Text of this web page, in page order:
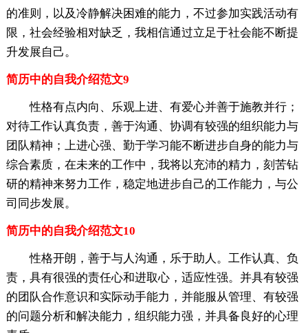
的准则，以及冷静解决困难的能力，不过参加实践活动有
限，社会经验相对缺乏，我相信通过立足于社会能不断提
升发展自己。
简历中的自我介绍范文9
性格有点内向、乐观上进、有爱心并善于施教并行；
对待工作认真负责，善于沟通、协调有较强的组织能力与
团队精神；上进心强、勤于学习能不断进步自身的能力与
综合素质，在未来的工作中，我将以充沛的精力，刻苦钻
研的精神来努力工作，稳定地进步自己的工作能力，与公
司同步发展。
简历中的自我介绍范文10
性格开朗，善于与人沟通，乐于助人。工作认真、负
责，具有很强的责任心和进取心，适应性强。并具有较强
的团队合作意识和实际动手能力，并能服从管理、有较强
的问题分析和解决能力，组织能力强，并具备良好的心理